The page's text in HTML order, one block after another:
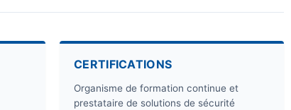
CERTIFICATIONS
Organisme de formation continue et
prestataire de solutions de sécurité